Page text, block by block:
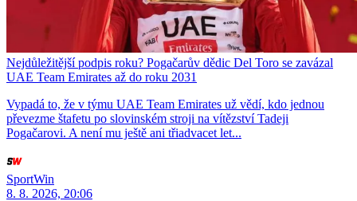
Nejdůležitější podpis roku? Pogačarův dědic Del Toro se zavázal
UAE Team Emirates až do roku 2031
Vypadá to, že v týmu UAE Team Emirates už vědí, kdo jednou
převezme štafetu po slovinském stroji na vítězství Tadeji
Pogačarovi. A není mu ještě ani třiadvacet let...
SportWin
8. 8. 2026, 20:06